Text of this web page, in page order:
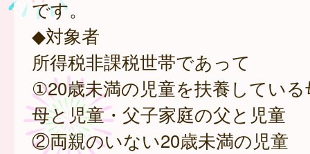
です。
◆対象者
所得税非課税世帯であって
①20歳未満の児童を扶養している
母と児童・父子家庭の父と児童
②両親のいない20歳未満の児童